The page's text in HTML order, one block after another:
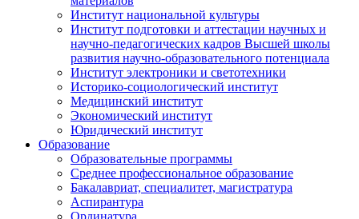
Институт национальной культуры
Институт подготовки и аттестации научных и
научно-педагогических кадров Высшей школы
развития научно-образовательного потенциала
Институт электроники и светотехники
Историко-социологический институт
Медицинский институт
Экономический институт
Юридический институт
Образование
Образовательные программы
Среднее профессиональное образование
Бакалавриат, специалитет, магистратура
Аспирантура
Ординатура